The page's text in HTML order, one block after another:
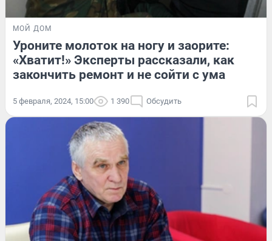
МОЙ ДОМ
Уроните молоток на ногу и заорите:
«Хватит!» Эксперты рассказали, как
закончить ремонт и не сойти с ума
5 февраля, 2024, 15:00 1 390 Обсудить